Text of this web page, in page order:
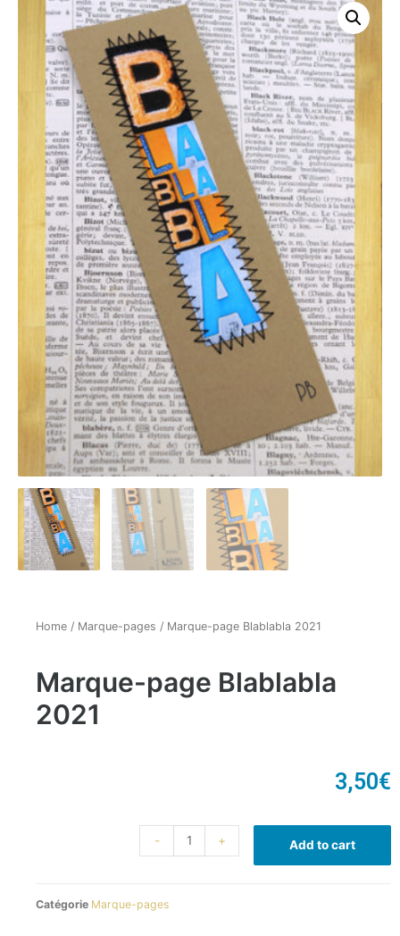
Home / Marque-pages / Marque-page Blablabla 2021
Marque-page Blablabla
2021
3,50€
- + Add to cart
Catégorie Marque-pages